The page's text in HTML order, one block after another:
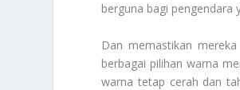
berguna bagi pengendara
Dan memastikan
berbagai pilihan warna
warna tetap cerah dan